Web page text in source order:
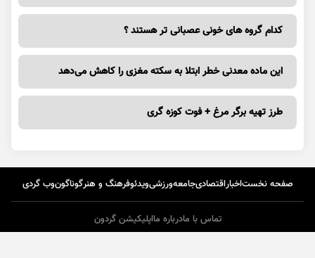
کدام گروه های خونی عصبانی تر هستند ؟
این ماده معدنی خطر ابتلا به سکته مغزی را کاهش می‌دهد
طرز تهیه برگر مرغ + فوت کوزه گری
صفحه نخستاخباراقتصادیجامعهورزشیویدئوفرهنگ و هنرگوناگونوب گردی
تماس با مادرباره مااپلیکیشن گردون